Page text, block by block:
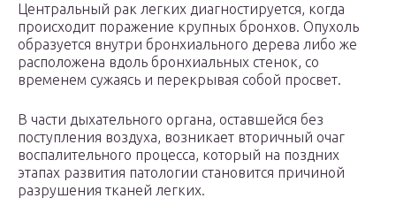
Центральный рак легких диагностируется, когда
происходит поражение крупных бронхов. Опухоль
образуется внутри бронхиального дерева либо же
расположена вдоль бронхиальных стенок, со
временем сужаясь и перекрывая собой просвет.
В части дыхательного органа, оставшейся без
поступления воздуха, возникает вторичный очаг
воспалительного процесса, который на поздних
этапах развития патологии становится причиной
разрушения тканей легких.